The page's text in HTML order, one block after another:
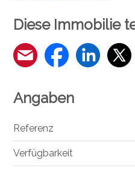
Diese Immobilie
Angaben
Referenz
Verfügbarkeit